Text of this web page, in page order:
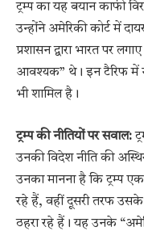
ट्रम्प का यह बयान काफी
उन्होंने अमेरिकी कोर्ट में
प्रशासन द्वारा भारत पर
आवश्यक” थे। इन टैरिफ में
भी शामिल है।
ट्रम्प की नीतियों पर सवाल:
उनकी विदेश नीति की
उनका मानना है कि ट्रम्प
रहे हैं, वहीं दूसरी तरफ
ठहरा रहे हैं। यह उनके